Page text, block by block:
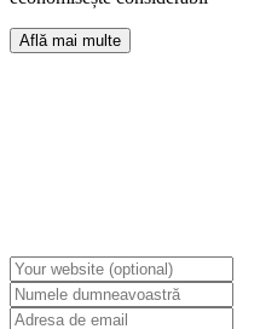
Află mai multe